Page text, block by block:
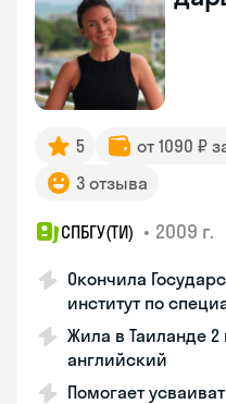
5 от 1090 ₽
3 отзыва
СПБГУ(ТИ) • 2009 г.
Окончила
институт по
Жила в Таиланде 2
английский
Помогает